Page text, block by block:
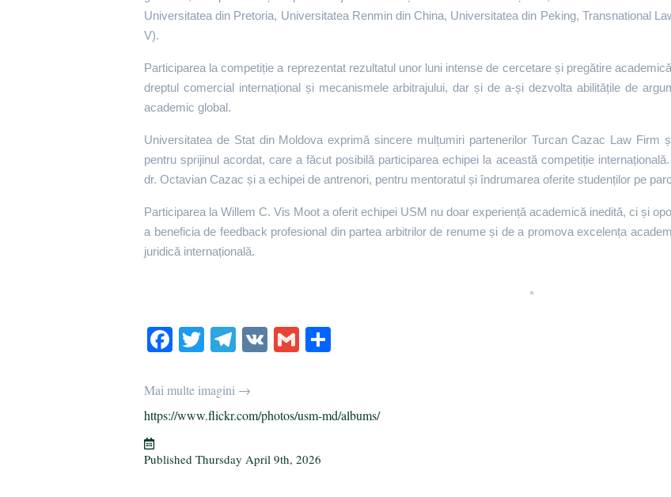
Universitatea din Pretoria, Universitatea Renmin din China, Universitatea din Peking, Transnational
V).
Participarea la competiție a reprezentat rezultatul unor luni intense de cercetare și pregătire
dreptul comercial internațional și mecanismele arbitrajului, dar și de a-și dezvolta abilitățile de
academic global.
Universitatea de Stat din Moldova exprimă sincere mulțumiri partenerilor Turcan Cazac Law Firm
pentru sprijinul acordat, care a făcut posibilă participarea echipei la această competiție
dr. Octavian Cazac și a echipei de antrenori, pentru mentoratul și îndrumarea oferite studenților pe
Participarea la Willem C. Vis Moot a oferit echipei USM nu doar experiență academică inedită, ci și
a beneficia de feedback profesional din partea arbitrilor de renume și de a promova excelența
juridică internațională.
Fa
bo
ok
T
tte
r
Te
gr
a
V G
Mai multe imagini →
https://www.flickr.com/photos/usm-md/albums/
Published Thursday April 9th, 2026